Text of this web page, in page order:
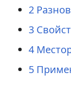
2
3
4
5